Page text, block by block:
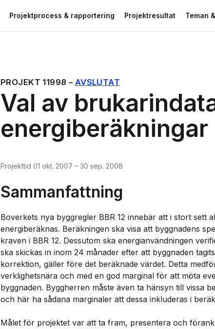
Projektprocess & rapportering Projektresultat Teman
PROJEKT 11998 – AVSLUTAT
Val av
energiberäkningar
Projekttid 01 okt. 2007 – 30 sep. 2008
Sammanfattning
Boverkets nya byggregler BBR 12 innebär att i stort sett
energiberäknas. Beräkningen ska visa att byggnadens
kraven i BBR 12. Dessutom ska energianvändningen
ska skickas in inom 24 månader efter att byggnaden
korrektion, gäller före det beräknade värdet. Detta
verklighetsnära och med en god marginal för att möta
byggnaden. Byggherren måste även ta hänsyn till vissa
och här ha sådana marginaler att dessa inkluderas i
Målet för projektet var att ta fram, presentera och